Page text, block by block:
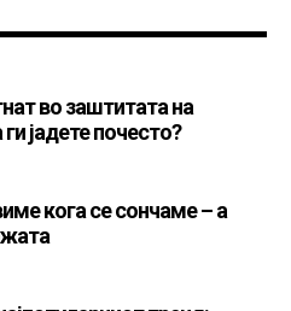
во заштитата на
јадете почесто?
кога се сончаме – а